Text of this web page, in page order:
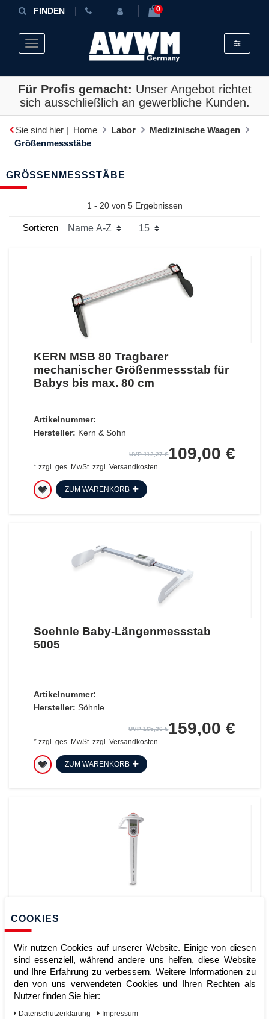
FINDEN 0
Toggle navigation Toggle
Für Profis gemacht: Unser Angebot richtet
sich ausschließlich an gewerbliche Kunden.
Sie sind hier | Home Labor
Medizinische Waagen
Größenmessstäbe
GRÖSSENMESSSTÄBE
1 - 20 von 5Ergebnissen
Sortieren
KERN MSB 80 Tragbarer
mechanischer Größenmessstab für
Babys bis max. 80 cm
Artikelnummer:
Hersteller: Kern & Sohn
UVP 112,27 €109,00 €
* zzgl. ges. MwSt.zzgl. Versandkosten
ZUM WARENKORB
Soehnle Baby-Längenmessstab
5005
Artikelnummer:
Hersteller: Söhnle
UVP 165,36 €159,00 €
* zzgl. ges. MwSt. zzgl. Versandkosten
ZUM WARENKORB
zusammenklappbar 5003
Artikelnummer:
Hersteller: Söhnle
*zzgl. ges. MwSt. zzgl.Versandkosten
COOKIES
Wir nutzen Cookies auf unserer Website. Einige von diesen
sind essenziell, während andere uns helfen, diese Website
und Ihre Erfahrung zu verbessern. Weitere Informationen zu
den von uns verwendeten Cookies und Ihren Rechten als
Nutzer finden Sie hier:
Daten­schutz­erklärung Impressum